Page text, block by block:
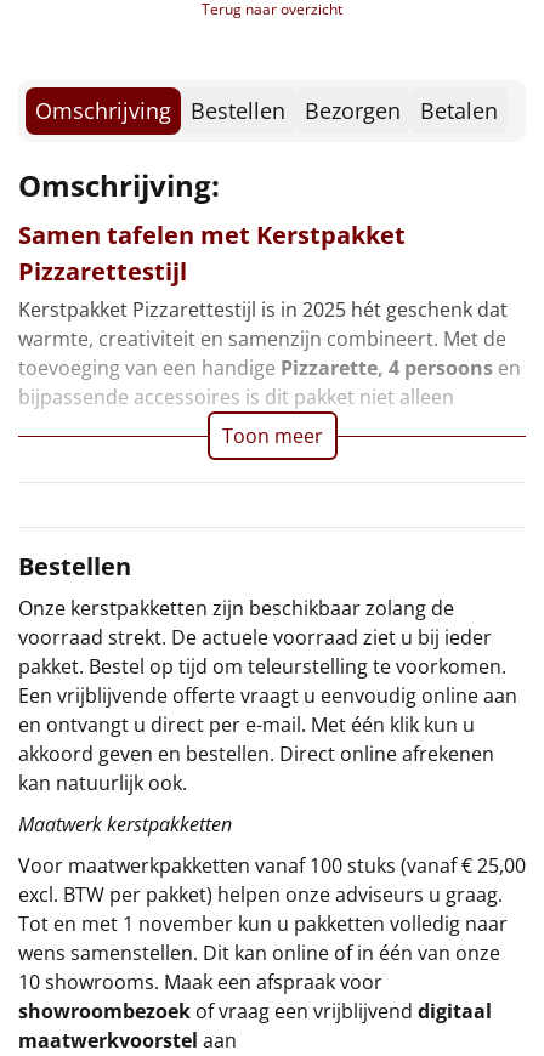
Slowcooker POPULAIR
Noodradio NIEUW
Deken (fleece plaid)
Alle artikelen
Overige
Ideeën
Doe het zelf
Sinterklaaspakketten
Particulier
Kerstgeschenken 2026
Relatiegeschenken
Cadeaubon
Per stuk
Alle overige
Verpakt in een feestelijke kerstdoos
Terug naar overzicht
Omschrijving Bestellen Bezorgen Betalen
Omschrijving:
Samen tafelen met Kerstpakket
Pizzarettestijl
Kerstpakket Pizzarettestijl is in 2025 hét geschenk dat
warmte, creativiteit en samenzijn combineert. Met de
toevoeging van een handige Pizzarette, 4 persoons en
bijpassende accessoires is dit pakket niet alleen
Toon meer
Bestellen
Onze kerstpakketten zijn beschikbaar zolang de
voorraad strekt. De actuele voorraad ziet u bij ieder
pakket. Bestel op tijd om teleurstelling te voorkomen.
Een vrijblijvende offerte vraagt u eenvoudig online aan
en ontvangt u direct per e-mail. Met één klik kun u
akkoord geven en bestellen. Direct online afrekenen
kan natuurlijk ook.
Maatwerk kerstpakketten
Voor maatwerkpakketten vanaf 100 stuks (vanaf € 25,00
excl. BTW per pakket) helpen onze adviseurs u graag.
Tot en met 1 november kun u pakketten volledig naar
wens samenstellen. Dit kan online of in één van onze
10 showrooms. Maak een afspraak voor
showroombezoek of vraag een vrijblijvend digitaal
maatwerkvoorstel aan